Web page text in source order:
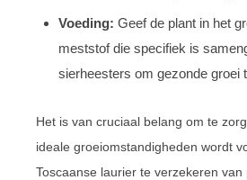
Voeding: Geef de plant in het
meststof die specifiek is
sierheesters om gezonde groei
Het is van cruciaal belang om te
ideale groeiomstandigheden wordt
Toscaanse laurier te verzekeren